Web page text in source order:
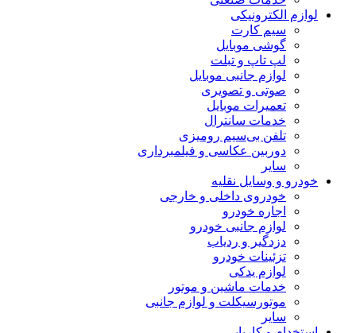
لوازم الکترونیکی
سیم کارت
گوشی موبایل
لپ تاپ و تبلت
لوازم جانبی موبایل
صوتی و تصویری
تعمیرات موبایل
خدمات سانترال
تلفن بی‌سیم رومیزی
دوربین عکاسی و فیلمبرداری
سایر
خودرو و وسایل نقلیه
خودروی داخلی و خارجی
اجاره خودرو
لوازم جانبی خودرو
دزدگیر و ردیاب
تزئینات خودرو
لوازم یدکی
خدمات ماشین و موتور
موتورسیکلت و لوازم جانبی
سایر